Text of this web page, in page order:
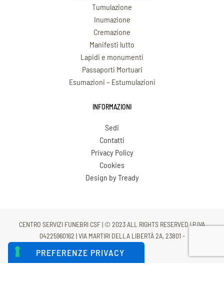
Tumulazione
Inumazione
Cremazione
Manifesti lutto
Lapidi e monumenti
Passaporti Mortuari
Esumazioni – Estumulazioni
INFORMAZIONI
Sedi
Contatti
Privacy Policy
Cookies
Design by Tready
CENTRO SERVIZI FUNEBRI CSF | © 2023 ALL RIGHTS RESERVED | P.IVA
04225960162 | VIA MARTIRI DELLA LIBERTÀ 2A, 23801 -